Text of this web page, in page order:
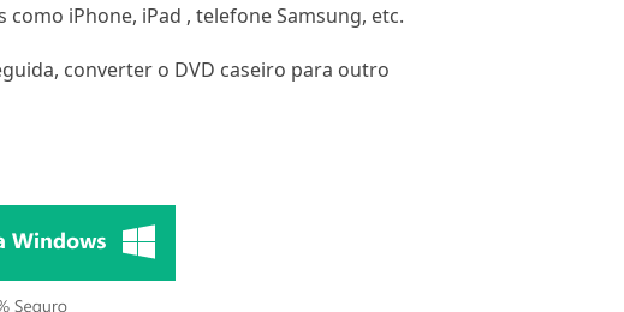
iPhone, iPad , telefone Samsung, etc.
converter o DVD caseiro para outro